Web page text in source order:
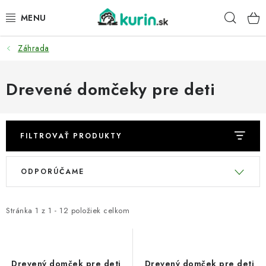
na
PRE HYDINU
PRE PSY
ZÁHRADA
DOMÁCI WELLNESS
Záhrada
Drevené domčeky pre deti
FILTROVAŤ PRODUKTY
V
i
Stránka 1 z 1 - 12 položiek celkom
R
e
ODPORÚČAME
Drevený domček pre deti
Drevený domček pre deti